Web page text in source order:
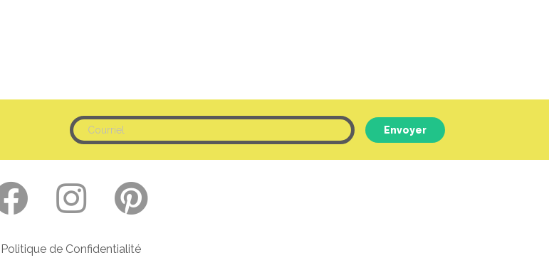
Envoyer
Politique de Confidentialité